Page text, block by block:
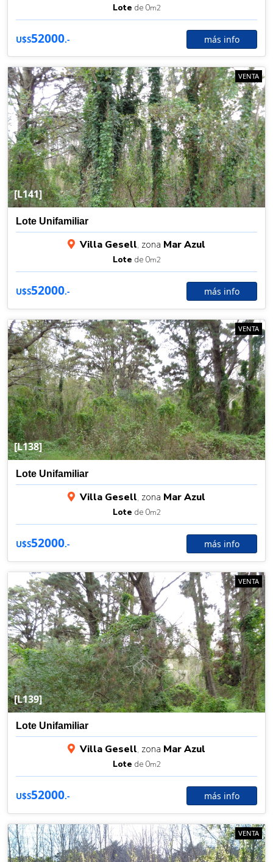
Lote de 0m2
U$S52000.- más info
[L141]
VENTA
Lote Unifamiliar
Villa Gesell, zona Mar Azul
Lote de 0m2
U$S52000.- más info
[L138]
VENTA
Lote Unifamiliar
Villa Gesell, zona Mar Azul
Lote de 0m2
U$S52000.- más info
[L139]
VENTA
Lote Unifamiliar
Villa Gesell, zona Mar Azul
Lote de 0m2
U$S52000.- más info
VENTA